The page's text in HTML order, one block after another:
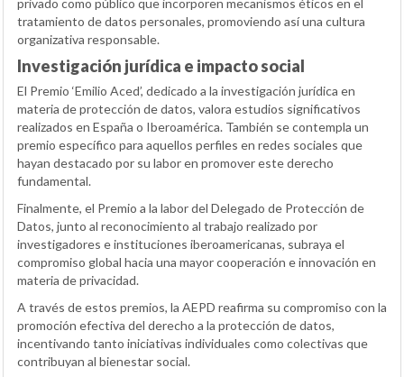
privado como público que incorporen mecanismos éticos en el
tratamiento de datos personales, promoviendo así una cultura
organizativa responsable.
Investigación jurídica e impacto social
El Premio ‘Emilio Aced’, dedicado a la investigación jurídica en
materia de protección de datos, valora estudios significativos
realizados en España o Iberoamérica. También se contempla un
premio específico para aquellos perfiles en redes sociales que
hayan destacado por su labor en promover este derecho
fundamental.
Finalmente, el Premio a la labor del Delegado de Protección de
Datos, junto al reconocimiento al trabajo realizado por
investigadores e instituciones iberoamericanas, subraya el
compromiso global hacia una mayor cooperación e innovación en
materia de privacidad.
A través de estos premios, la AEPD reafirma su compromiso con la
promoción efectiva del derecho a la protección de datos,
incentivando tanto iniciativas individuales como colectivas que
contribuyan al bienestar social.